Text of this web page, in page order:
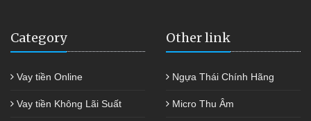
Category
Vay tiền Online
Vay tiền Không Lãi Suất
Other link
Ngựa Thái Chính Hãng
Micro Thu Âm